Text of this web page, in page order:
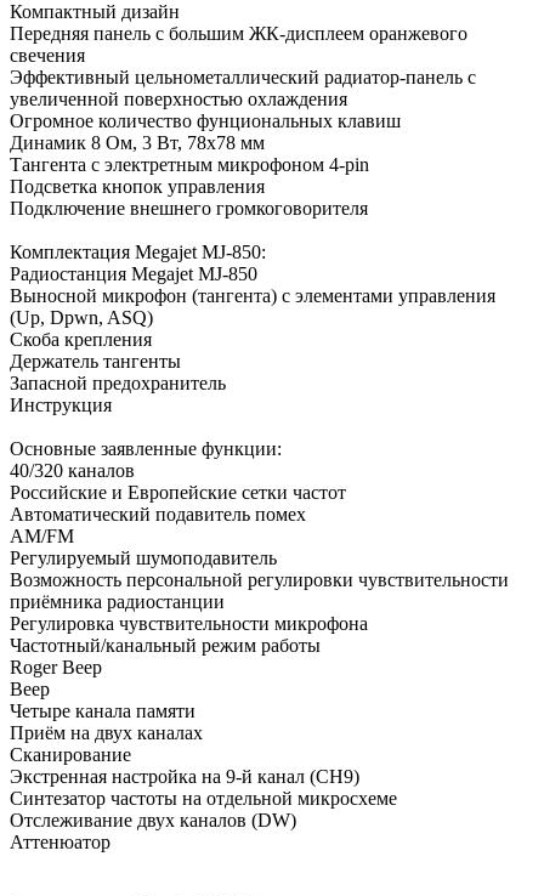
Компактный дизайн
Передняя панель с большим ЖК-дисплеем оранжевого
свечения
Эффективный цельнометаллический радиатор-панель с
увеличенной поверхностью охлаждения
Огромное количество фунциональных клавиш
Динамик 8 Ом, 3 Вт, 78х78 мм
Тангента с электретным микрофоном 4-pin
Подсветка кнопок управления
Подключение внешнего громкоговорителя
Комплектация Megajet MJ-850:
Радиостанция Megajet MJ-850
Выносной микрофон (тангента) с элементами управления
(Up, Dpwn, ASQ)
Скоба крепления
Держатель тангенты
Запасной предохранитель
Инструкция
Основные заявленные функции:
40/320 каналов
Российские и Европейские сетки частот
Автоматический подавитель помех
AM/FM
Регулируемый шумоподавитель
Возможность персональной регулировки чувствительности
приёмника радиостанции
Регулировка чувствительности микрофона
Частотный/канальный режим работы
Roger Beep
Beep
Четыре канала памяти
Приём на двух каналах
Сканирование
Экстренная настройка на 9-й канал (CH9)
Синтезатор частоты на отдельной микросхеме
Отслеживание двух каналов (DW)
Аттенюатор